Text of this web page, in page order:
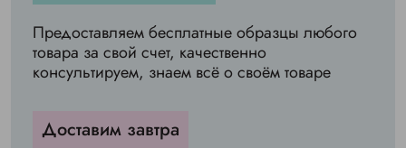
Предоставляем бесплатные образцы любого
товара за свой счет, качественно
консультируем, знаем всё о своём товаре
Доставим завтра